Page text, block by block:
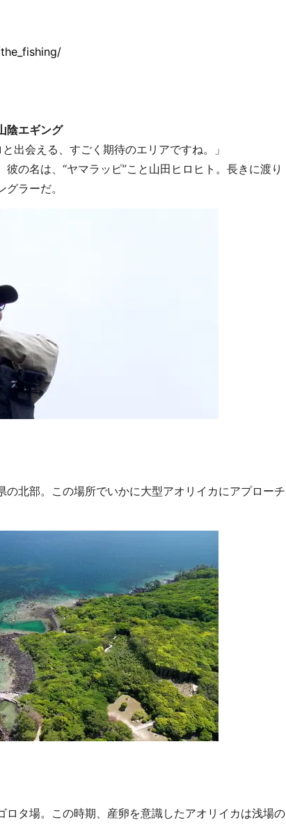
陰エギング
出会える、すごく期待のエリアですね。」
の名は、“ヤマラッピ”こと山田ヒロヒト。長きに渡り
ラーだ。
の北部。この場所でいかに大型アオリイカにアプローチ
ロタ場。この時期、産卵を意識したアオリイカは浅場の